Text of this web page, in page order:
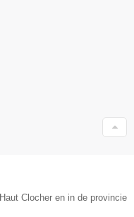
Clocher en in de provincie